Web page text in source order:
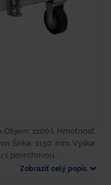
1100 l. Hmotnosť:
Šírka: 1150 mm Výška:
s povrchovou...
Zobraziť celý popis